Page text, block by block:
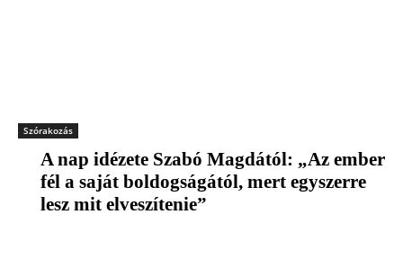
Szórakozás
A nap idézete Szabó Magdától: „Az ember
fél a saját boldogságától, mert egyszerre
lesz mit elveszítenie”